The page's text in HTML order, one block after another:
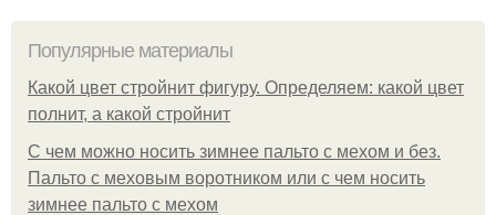
Популярные материалы
Какой цвет стройнит фигуру. Определяем: какой цвет
полнит, а какой стройнит
C чем можно носить зимнее пальто с мехом и без.
Пальто с меховым воротником или с чем носить
зимнее пальто с мехом